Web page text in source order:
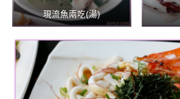
現流魚兩吃(湯)